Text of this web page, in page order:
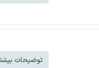
توضیحات